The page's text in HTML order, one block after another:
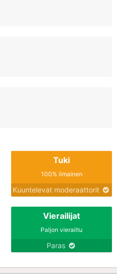
Tuki
100% ilmainen
Kuuntelevat moderaattorit
Vierailijat
Paljon vierailtu
Paras